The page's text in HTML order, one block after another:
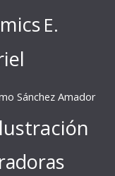
E.
Sánchez Amador